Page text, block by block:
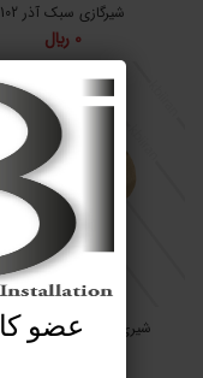
شیرگازی سبک آذر 102
0 ﷼
شیری گازی قفل شونده آذر
عضو